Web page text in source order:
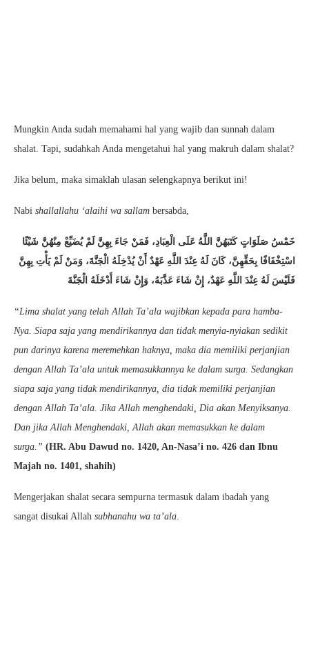
Mungkin Anda sudah memahami hal yang wajib dan sunnah dalam
shalat. Tapi, sudahkah Anda mengetahui hal yang makruh dalam shalat?
Jika belum, maka simaklah ulasan selengkapnya berikut ini!
Nabi shallallahu ‘alaihi wa sallam bersabda,
خَمْسُ صَلَوَاتٍ كَتَبَهُنَّ اللَّهُ عَلَى الْعِبَادِ، فَمَنْ جَاءَ بِهِنَّ لَمْ يُضَيِّعْ مِنْهُنَّ شَيْئًا
اسْتِخْفَافًا بِحَقِّهِنَّ، كَانَ لَهُ عِنْدَ اللَّهِ عَهْدٌ أَنْ يُدْخِلَهُ الْجَنَّةَ، وَمَنْ لَمْ يَأْتِ بِهِنَّ
فَلَيْسَ لَهُ عِنْدَ اللَّهِ عَهْدٌ، إِنْ شَاءَ عَذَّبَهُ، وَإِنْ شَاءَ أَدْخَلَهُ الْجَنَّةَ
“Lima shalat yang telah Allah Ta’ala wajibkan kepada para hamba-
Nya. Siapa saja yang mendirikannya dan tidak menyia-nyiakan sedikit
pun darinya karena meremehkan haknya, maka dia memiliki perjanjian
dengan Allah Ta’ala untuk memasukkannya ke dalam surga. Sedangkan
siapa saja yang tidak mendirikannya, dia tidak memiliki perjanjian
dengan Allah Ta’ala. Jika Allah menghendaki, Dia akan Menyiksanya.
Dan jika Allah Menghendaki, Allah akan memasukkan ke dalam
surga.” (HR. Abu Dawud no. 1420, An-Nasa’i no. 426 dan Ibnu
Majah no. 1401, shahih)
Mengerjakan shalat secara sempurna termasuk dalam ibadah yang
sangat disukai Allah subhanahu wa ta’ala.